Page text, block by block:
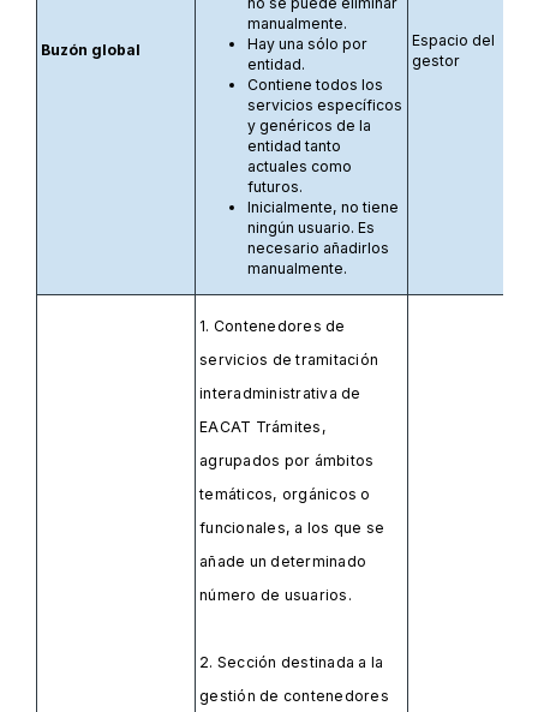
Buzón global
manualmente.
Hay una sólo por
entidad.
Contiene todos los
servicios específicos
y genéricos de la
entidad tanto
actuales como
futuros.
Inicialmente, no tiene
ningún usuario. Es
necesario añadirlos
manualmente.
Espacio del
gestor
1. Contenedores de
servicios de tramitación
interadministrativa de
EACAT Trámites,
agrupados por ámbitos
temáticos, orgánicos o
funcionales, a los que se
añade un determinado
número de usuarios.
2. Sección destinada a la
gestión de contenedores